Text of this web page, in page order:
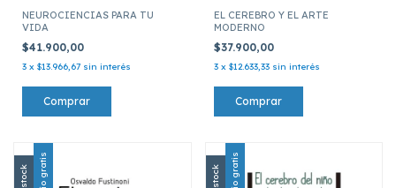
NEUROCIENCIAS PARA TU
VIDA
$41.900,00
3 x $13.966,67 sin interés
EL CEREBRO Y EL ARTE
MODERNO
$37.900,00
3 x $12.633,33 sin interés